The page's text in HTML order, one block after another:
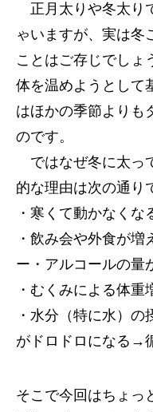
正月太りや冬太り
ゃいますが、実は冬
ことはご存じでしょ
体を温めようとして
はほかの季節よりも
のです。
ではなぜ冬に太っ
的な理由は次の通り
・寒くて動かなく
・飲み会や外食が増
ー・アルコールの量
・むくみによる体重
・水分（特に水）
がドロドロになる→
そこで今回はちょっ